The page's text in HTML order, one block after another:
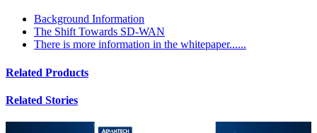
Background Information
The Shift Towards SD-WAN
There is more information in the whitepaper......
Related Products
Related Stories